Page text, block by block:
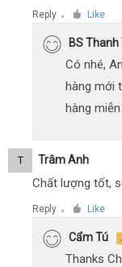
Reply ● Like
BS
Có nhé,
hàng mới
hàng
T Trâm Anh
Chất lượng tốt,
Reply ● Like
Cẩm Tú
Thanks